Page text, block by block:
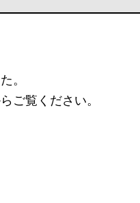
。
ご覧ください。